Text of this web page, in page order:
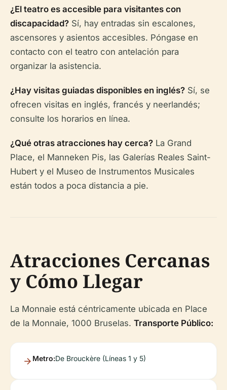
¿El teatro es accesible para visitantes con
discapacidad? Sí, hay entradas sin escalones,
ascensores y asientos accesibles. Póngase en
contacto con el teatro con antelación para
organizar la asistencia.
¿Hay visitas guiadas disponibles en inglés? Sí, se
ofrecen visitas en inglés, francés y neerlandés;
consulte los horarios en línea.
¿Qué otras atracciones hay cerca? La Grand
Place, el Manneken Pis, las Galerías Reales Saint-
Hubert y el Museo de Instrumentos Musicales
están todos a poca distancia a pie.
Atracciones Cercanas
y Cómo Llegar
La Monnaie está céntricamente ubicada en Place
de la Monnaie, 1000 Bruselas. Transporte Público:
Metro:De Brouckère (Líneas 1 y 5)